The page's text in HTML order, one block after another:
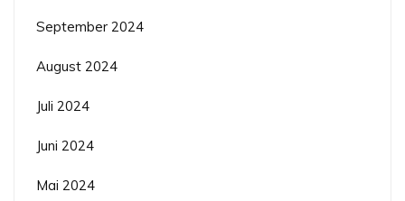
September 2024
August 2024
Juli 2024
Juni 2024
Mai 2024